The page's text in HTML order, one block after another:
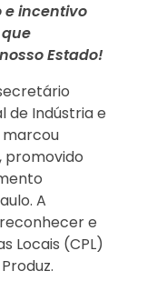
e incentivo
Estado!
de Indústria e
marcou
promovido
A
e
Locais (CPL)